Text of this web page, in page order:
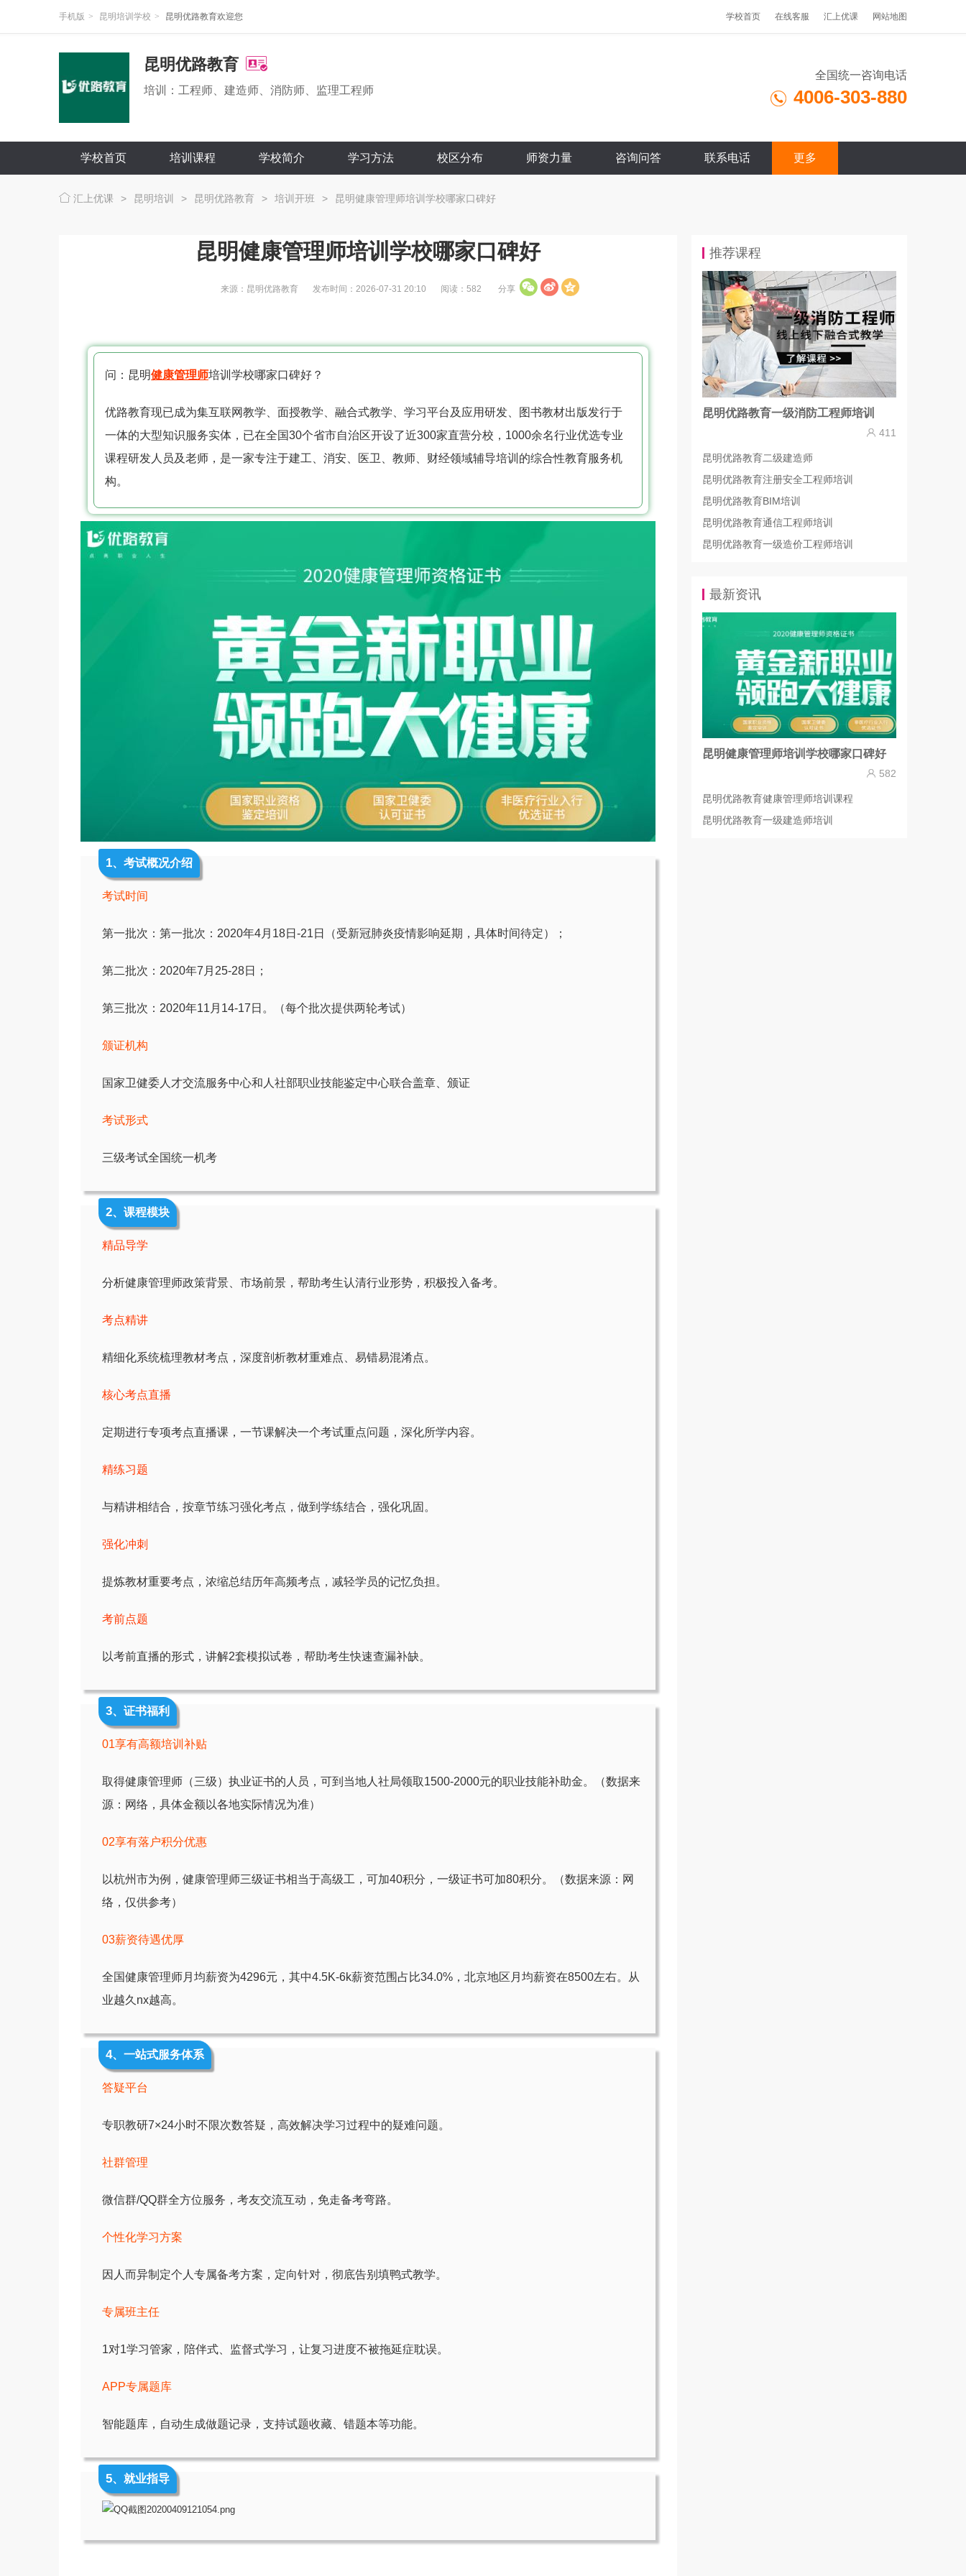
手机版 > 昆明培训学校 > 昆明优路教育欢迎您 学校首页 在线客服 汇上优课 网站地图
昆明优路教育
培训：工程师、建造师、消防师、监理工程师
全国统一咨询电话
4006-303-880
学校首页 培训课程 学校简介 学习方法 校区分布 师资力量 咨询问答 联系电话 更多
汇上优课 > 昆明培训 > 昆明优路教育 > 培训开班 > 昆明健康管理师培训学校哪家口碑好
昆明健康管理师培训学校哪家口碑好
来源：昆明优路教育 发布时间：2026-07-31 20:10 阅读：582 分享
问：昆明健康管理师培训学校哪家口碑好？
优路教育现已成为集互联网教学、面授教学、融合式教学、学习平台及应用研发、图书教材出版发行于
一体的大型知识服务实体，已在全国30个省市自治区开设了近300家直营分校，1000余名行业优选专业
课程研发人员及老师，是一家专注于建工、消安、医卫、教师、财经领域辅导培训的综合性教育服务机
构。
1、考试概况介绍
考试时间
第一批次：第一批次：2020年4月18日-21日（受新冠肺炎疫情影响延期，具体时间待定）；
第二批次：2020年7月25-28日；
第三批次：2020年11月14-17日。（每个批次提供两轮考试）
颁证机构
国家卫健委人才交流服务中心和人社部职业技能鉴定中心联合盖章、颁证
考试形式
三级考试全国统一机考
2、课程模块
精品导学
分析健康管理师政策背景、市场前景，帮助考生认清行业形势，积极投入备考。
考点精讲
精细化系统梳理教材考点，深度剖析教材重难点、易错易混淆点。
核心考点直播
定期进行专项考点直播课，一节课解决一个考试重点问题，深化所学内容。
精练习题
与精讲相结合，按章节练习强化考点，做到学练结合，强化巩固。
强化冲刺
提炼教材重要考点，浓缩总结历年高频考点，减轻学员的记忆负担。
考前点题
以考前直播的形式，讲解2套模拟试卷，帮助考生快速查漏补缺。
3、证书福利
01享有高额培训补贴
取得健康管理师（三级）执业证书的人员，可到当地人社局领取1500-2000元的职业技能补助金。（数据来
源：网络，具体金额以各地实际情况为准）
02享有落户积分优惠
以杭州市为例，健康管理师三级证书相当于高级工，可加40积分，一级证书可加80积分。（数据来源：网
络，仅供参考）
03薪资待遇优厚
全国健康管理师月均薪资为4296元，其中4.5K-6k薪资范围占比34.0%，北京地区月均薪资在8500左右。从
业越久nx越高。
4、一站式服务体系
答疑平台
专职教研7×24小时不限次数答疑，高效解决学习过程中的疑难问题。
社群管理
微信群/QQ群全方位服务，考友交流互动，免走备考弯路。
个性化学习方案
因人而异制定个人专属备考方案，定向针对，彻底告别填鸭式教学。
专属班主任
1对1学习管家，陪伴式、监督式学习，让复习进度不被拖延症耽误。
APP专属题库
智能题库，自动生成做题记录，支持试题收藏、错题本等功能。
5、就业指导
推荐课程
昆明优路教育一级消防工程师培训
411
昆明优路教育二级建造师
昆明优路教育注册安全工程师培训
昆明优路教育BIM培训
昆明优路教育通信工程师培训
昆明优路教育一级造价工程师培训
最新资讯
昆明健康管理师培训学校哪家口碑好
582
昆明优路教育健康管理师培训课程
昆明优路教育一级建造师培训